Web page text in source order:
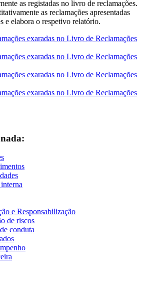
as registadas no livro de reclamações.
as reclamações apresentadas
e elabora o respetivo relatório.
exaradas no Livro de Reclamações
exaradas no Livro de Reclamações
exaradas no Livro de Reclamações
exaradas no Livro de Reclamações
e Responsabilização
de riscos
conduta